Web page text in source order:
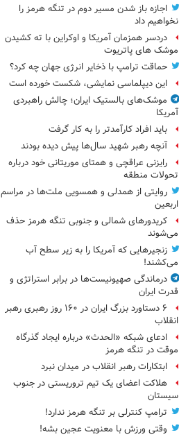
اجازه باز شدن مسیر دوم در تنگه هرمز را
نخواهیم داد
دردسر همزمان آمریکا و اوکراین با ته کشیدن
موشک های پاتریوت
حماقت ترامپ با ذخایر انرژی جهان چه کرد؟
این دیپلماسی نمایشی، شکست خورده است
موشک‌های بالستیک ایران؛ چالش راهبردی
آمریکا
باید افراد کارآمدتر را به کار گرفت
آنچه رهبر شهید سال‌ها پیش دیده بودند
رایزنی عراقچی و همتای موریتانی خود درباره
تحولات منطقه
روایتی از همدلی و همسویی ملت‌ها در مراسم
اربعین
کریدورهای شمالی و جنوبی تنگه هرمز حذف
می‌شوند
زنجیرهایی که آمریکا را به زیر سطح آب
می‌کشند!
درماندگی صهیونیست‌ها در برابر استراتژی و
قدرت ایران
۶ دستاورد بزرگ ایران در ۱۶۰ روز رهبری رهبر
انقلاب
ادعای شبکه «الحدث» درباره ایجاد گذرگاه
موقت در تنگه هرمز
ابتکارات رهبر انقلاب در میدان نبرد
هلاکت اعضای یک تیم تروریستی در جنوب
سیستان
ترامپ کنترلی بر تنگه هرمز ندارد!
وقتی ورزش با معنویت عجین بشه!